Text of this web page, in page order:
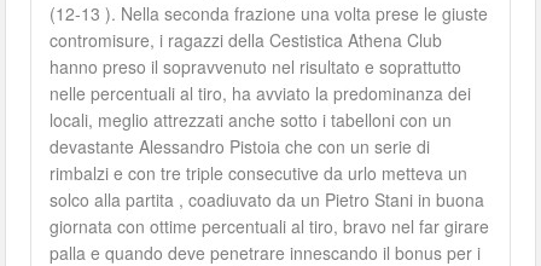
(12-13 ). Nella seconda frazione una volta prese le giuste
contromisure, i ragazzi della Cestistica Athena Club
hanno preso il sopravvenuto nel risultato e soprattutto
nelle percentuali al tiro, ha avviato la predominanza dei
locali, meglio attrezzati anche sotto i tabelloni con un
devastante Alessandro Pistoia che con un serie di
rimbalzi e con tre triple consecutive da urlo metteva un
solco alla partita , coadiuvato da un Pietro Stani in buona
giornata con ottime percentuali al tiro, bravo nel far girare
palla e quando deve penetrare innescando il bonus per i